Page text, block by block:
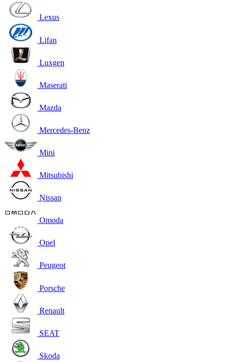
Lexus
Lifan
Luxgen
Maserati
Mazda
Mercedes-Benz
Mini
Mitsubishi
Nissan
Omoda
Opel
Peugeot
Porsche
Renault
SEAT
Skoda